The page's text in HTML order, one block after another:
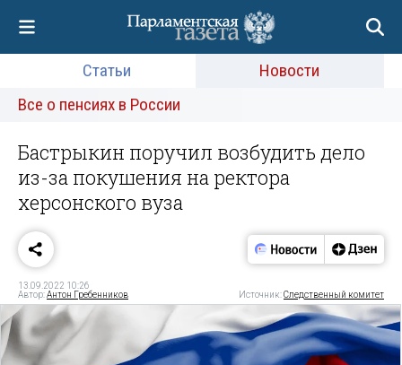
Статьи
Новости
Все о пенсиях в России
Бастрыкин поручил возбудить дело
из-за покушения на ректора
херсонского вуза
13.09.2022 10:26
Автор:Антон Гребенников Источник:Следственный комитет